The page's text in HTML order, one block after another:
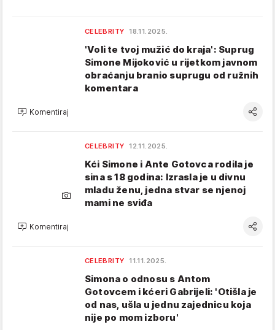
CELEBRITY 18.11.2025.
'Voli te tvoj mužić do kraja': Suprug
Simone Mijoković u rijetkom javnom
obraćanju branio suprugu od ružnih
komentara
Komentiraj
CELEBRITY 12.11.2025.
Kći Simone i Ante Gotovca rodila je
sina s 18 godina: Izrasla je u divnu
mladu ženu, jedna stvar se njenoj
mami ne sviđa
Komentiraj
CELEBRITY 11.11.2025.
Simona o odnosu s Antom
Gotovcem i kćeri Gabrijeli: 'Otišla je
od nas, ušla u jednu zajednicu koja
nije po mom izboru'